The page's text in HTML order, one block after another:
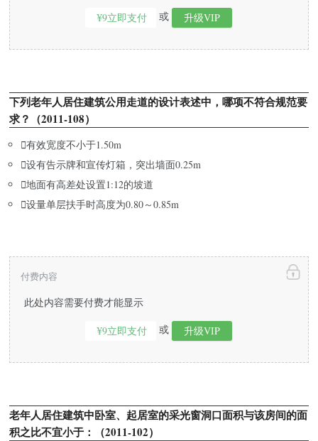
¥9立即支付 或 升级VIP
下列老年人居住建筑公用走道的设计表述中，哪项不符合规范要
求？（2011-108）
有效宽度不小于1.50m
设有告示牌和宣传灯箱，突出墙面0.25m
地面有高差处设置1:12的坡道
设量单层扶手时高度为0.80～0.85m
此处内容需要付费才能显示
¥9立即支付 或 升级VIP
付费内容
老年人居住建筑中卧室、起居室的采光窗洞口面积与该房间的面
积之比不宜小于：（2011-102）